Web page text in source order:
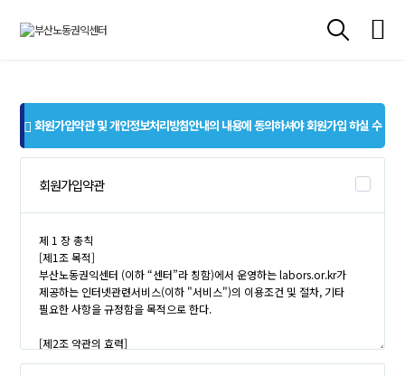
회원가입약관 및 개인정보처리방침안내의 내용에 동의하셔야 회원가입 하실 수
회원가입약관